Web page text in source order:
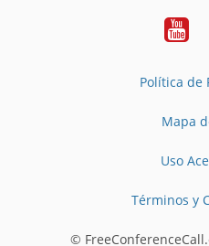
Política de
Mapa
Uso
Términos y
©